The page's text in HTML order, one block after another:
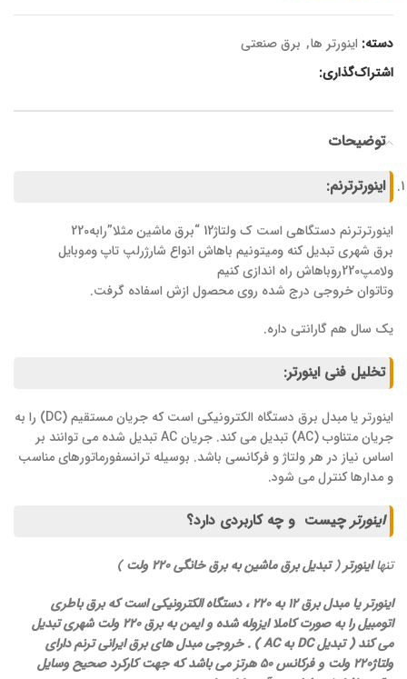
دسته: اینورتر ها, برق صنعتی
اشتراک‌گذاری:
توضیحات
اینورترترنم:
اینورترترنم دستگاهی است ک ولتاژ12 “برق ماشین مثلا”رابه220
برق شهری تبدیل کنه ومیتونیم باهاش انواع شارژرلپ تاپ وموبایل
ولامپ220روباهاش راه اندازی کنیم
وتاتوان خروجی درج شده روی محصول ازش اسفاده گرفت.
یک سال هم گارانتی داره.
تخلیل فنی اینورتر:
اینورتر یا مبدل برق دستگاه الکترونیکی است که جریان مستقیم (DC) را به
جریان متناوب (AC) تبدیل می کند. جریان AC تبدیل شده می توانند بر
اساس نیاز در هر ولتاژ و فرکانسی باشد. بوسیله ترانسفورماتورهای مناسب
و مدارها کنترل می شود.
اینورترچیست و چه کاربردی دارد؟
تنهااینورتر(تبدیل برق ماشین به برق خانگی 220 ولت
)
اینورتر یا مبدل برق 12 به 220 ، دستگاه الکترونیکی است که برق باطری
اتومبیل را به صورت کاملا ایزوله شده و ایمن به برق 220 ولت شهری تبدیل
می کند ( تبدیل DC به AC ) . خروجی مبدل های برق ایرانی ترنم دارای
ولتاژ220 ولت و فرکانس 50 هرتز می باشد که جهت کارکرد صحیح وسایل